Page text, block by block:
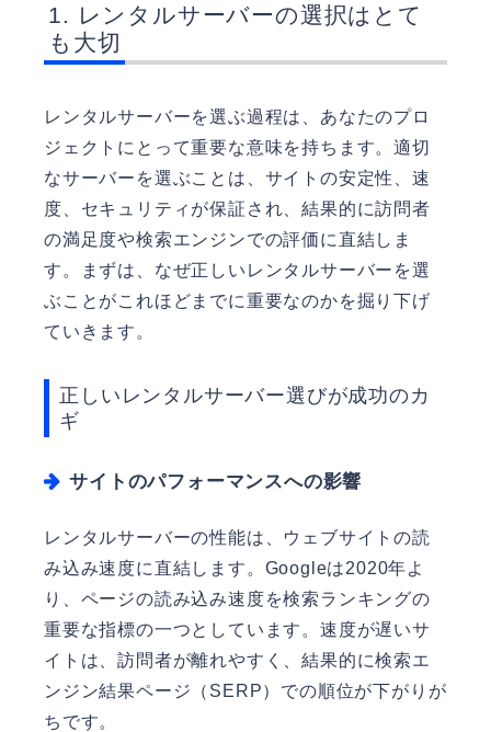
レンタルサーバーの選択はとて
も大切
レンタルサーバーを選ぶ過程は、あなたのプロ
ジェクトにとって重要な意味を持ちます。適切
なサーバーを選ぶことは、サイトの安定性、速
度、セキュリティが保証され、結果的に訪問者
の満足度や検索エンジンでの評価に直結しま
す。まずは、なぜ正しいレンタルサーバーを選
ぶことがこれほどまでに重要なのかを掘り下げ
ていきます。
正しいレンタルサーバー選びが成功のカ
ギ
サイトのパフォーマンスへの影響
レンタルサーバーの性能は、ウェブサイトの読
み込み速度に直結します。Googleは2020年よ
り、ページの読み込み速度を検索ランキングの
重要な指標の一つとしています。速度が遅いサ
イトは、訪問者が離れやすく、結果的に検索エ
ンジン結果ページ（SERP）での順位が下がりが
ちです。